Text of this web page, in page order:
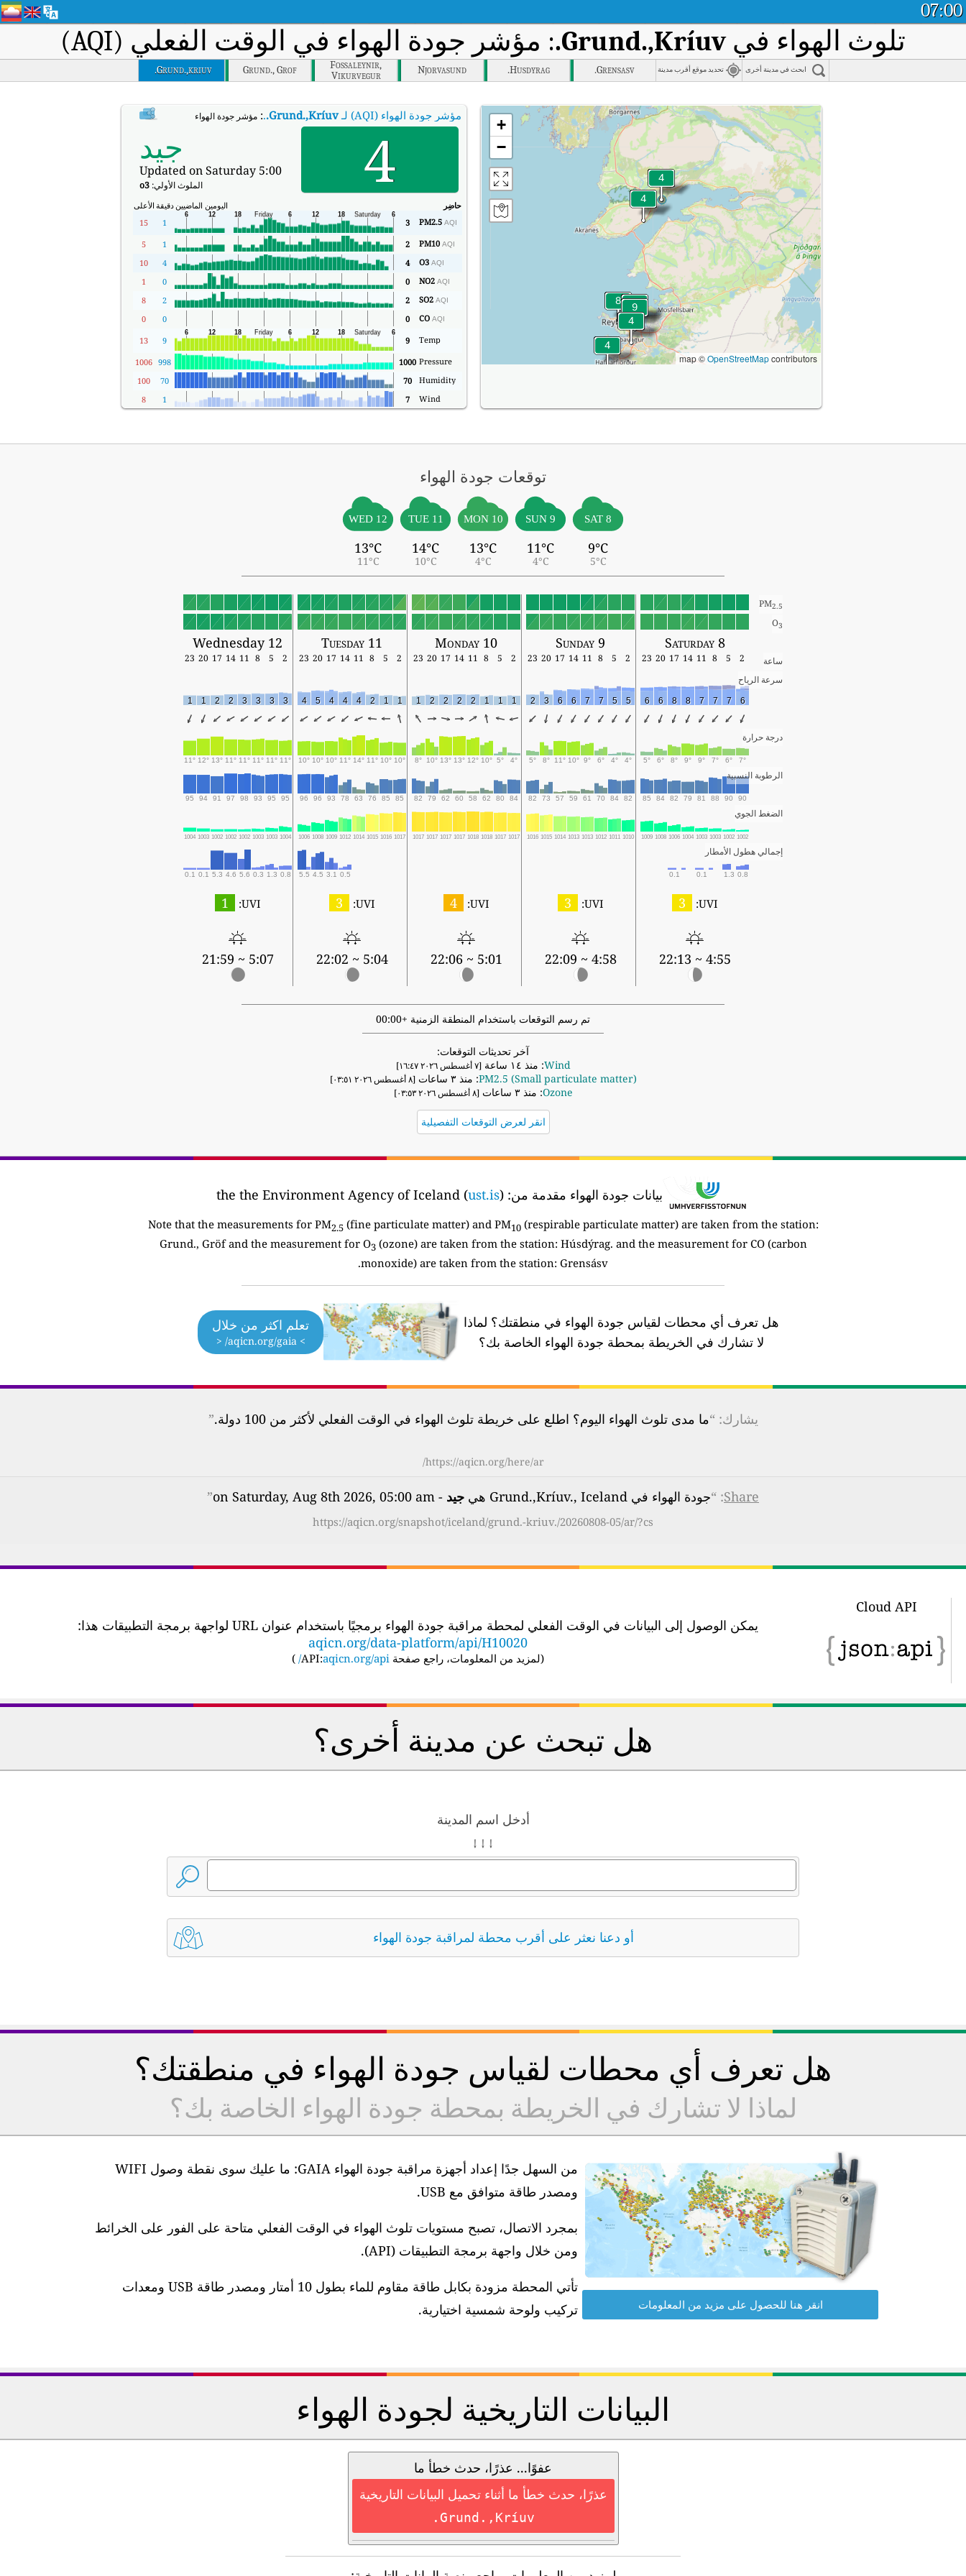
07:00
تلوث الهواء فيGrund.,Kríuv. : مؤشر جودة الهواء في الوقت الفعلي (AQI)
Grund.,kriuv. Grund., Grof
Fossaleynir,
Vikurvegur
Njorvasund Husdyrag. Grensasv. تحديد موقع أقرب مدينة ابحث في مدينة أخرى
مؤشر جودة الهواء (AQI) لـ Grund.,Kríuv.
.
:مؤشر جودة الهواء في الوقت الفعلي (AQI) في Grund.,Kríuv..
4 جيد
Updated on Saturday 5:00
الملوث الأولي:o3
حاضِر اليومين الماضييندقيقة الأعلى
PM2.5 AQI
3
1
15
PM10 AQI
2
1
5
O3 AQI
4
4
10
NO2 AQI
0
0
1
SO2 AQI
2
2
8
CO AQI
0
0
0
Temp
9
9
13
Pressure
1000
998
1006
Humidity
70
70
100
Wind
7
1
8
+
−
map ©OpenStreetMapcontributors
توقعات جودة الهواء
SAT 8
9°C
5°C
SUN 9
11°C
4°C
MON 10
13°C
4°C
TUE 11
14°C
10°C
WED 12
13°C
11°C
PM2.5
O3
Saturday 8
Sunday 9
Monday 10
Tuesday 11
Wednesday 12
ساعة 2
5
8
11
14
17
20
23
2
5
8
11
14
17
20
23
2
5
8
11
14
17
20
23
2
5
8
11
14
17
20
23
2
5
8
11
14
17
20
23
سرعة الرياح
6
7
7
7
8
8
6
6
5
5
7
7
6
6
3
2
1
1
1
2
2
2
2
1
1
1
2
4
4
4
5
4
3
3
3
3
2
2
1
1
درجة حرارة
7°
6°
7°
9°
9°
8°
6°
5°
4°
4°
6°
9°
10°
11°
8°
5°
4°
5°
10°
12°
13°
13°
10°
8°
10°
10°
11°
14°
11°
10°
10°
10°
11°
11°
11°
11°
11°
13°
12°
11°
الرطوبة النسبية
90
90
88
81
79
82
84
85
82
84
70
61
59
57
73
82
84
80
62
58
60
62
79
82
85
85
76
63
78
93
96
96
95
95
93
98
97
91
94
95
الضغط الجوي
1002
1002
1003
1003
1004
1006
1008
1009
1010
1011
1012
1013
1013
1014
1015
1016
1017
1017
1018
1018
1017
1017
1017
1017
1017
1016
1015
1014
1012
1009
1008
1006
1004
1003
1003
1002
1002
1002
1003
1004
إجمالي هطول الأمطار
0.8
1.3
0.1
0.1
0.5
3.1
4.5
5.5
0.8
1.3
0.3
5.6
4.6
5.3
0.1
0.1
UVI:
3
4:55 ~ 22:13
UVI:
3
4:58 ~ 22:09
UVI:
4
5:01 ~ 22:06
UVI:
3
5:04 ~ 22:02
UVI:
1
5:07 ~ 21:59
تم رسم التوقعات باستخدام المنطقة الزمنية +00:00
آخر تحديثات التوقعات:
Wind: منذ ١٤ ساعة [٧ أغسطس ٢٠٢٦ ١٦:٤٧]
PM2.5 (Small particulate matter): منذ ٣ ساعات [٨ أغسطس ٢٠٢٦ ٠٣:٥١]
Ozone: منذ ٣ ساعات [٨ أغسطس ٢٠٢٦ ٠٣:٥٣]
انقر لعرض التوقعات التفصيلية
بيانات جودة الهواء مقدمة من: ust.is)
Note that the measurements for PM2.5 (fine particulate matter) and PM10(respirable particulate matter) are taken from the station:
Grund., Gröf and the measurement for O3(ozone) are taken from the station: Húsdýrag. and the measurement for CO (carbon
monoxide) are taken from the station: Grensásv.
هل تعرف أي محطات لقياس جودة الهواء في منطقتك؟ لماذا
لا تشارك في الخريطة بمحطة جودة الهواء الخاصة بك؟
تعلم اكثر من خلال
> aqicn.org/gaia/ <
يشارك: “ما مدى تلوث الهواء اليوم؟ اطلع على خريطة تلوث الهواء في الوقت الفعلي لأكثر من 100 دولة. ”
https://aqicn.org/here/ar/
Share
: “جودة الهواء في Grund.,Kríuv., Iceland هي جيد - on Saturday, Aug 8th 2026, 05:00 am
”
https://aqicn.org/snapshot/iceland/grund.-kriuv./20260808-05/ar/?cs
Cloud API
يمكن الوصول إلى البيانات في الوقت الفعلي لمحطة مراقبة جودة الهواء برمجيًا باستخدام عنوان URL لواجهة برمجة التطبيقات هذا:
aqicn.org/data-platform/api/H10020
(لمزيد من المعلومات، راجع صفحة API: aqicn.org/api/
)
هل تبحث عن مدينة أخرى؟
أدخل اسم المدينة
↓ ↓ ↓
أو دعنا نعثر على أقرب محطة لمراقبة جودة الهواء
هل تعرف أي محطات لقياس جودة الهواء في منطقتك؟
لماذا لا تشارك في الخريطة بمحطة جودة الهواء الخاصة بك؟
من السهل جدًا إعداد أجهزة مراقبة جودة الهواء GAIA: ما عليك سوى نقطة وصول WIFI
ومصدر طاقة متوافق مع USB.
بمجرد الاتصال، تصبح مستويات تلوث الهواء في الوقت الفعلي متاحة على الفور على الخرائط
ومن خلال واجهة برمجة التطبيقات (API).
تأتي المحطة مزودة بكابل طاقة مقاوم للماء بطول 10 أمتار ومصدر طاقة USB ومعدات
تركيب ولوحة شمسية اختيارية.
انقر هنا للحصول على مزيد من المعلومات
البيانات التاريخية لجودة الهواء
عفوًا... عذرًا، حدث خطأ ما
عذرًا، حدث خطأ ما أثناء تحميل البيانات التاريخية
Grund.,Kríuv.